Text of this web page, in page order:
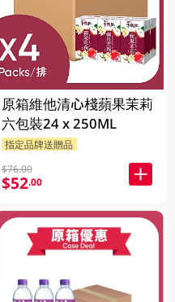
原箱維他清心棧蘋果茉莉
六包裝24 x 250ML
指定品牌送贈品
$76.00
$52.00